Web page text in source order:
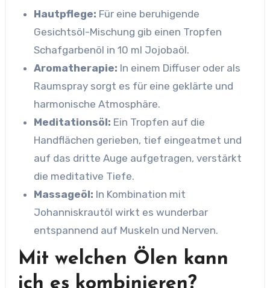
Hautpflege: Für eine beruhigende
Gesichtsöl-Mischung gib einen Tropfen
Schafgarbenöl in 10 ml Jojobaöl.
Aromatherapie: In einem Diffuser oder als
Raumspray sorgt es für eine geklärte und
harmonische Atmosphäre.
Meditationsöl: Ein Tropfen auf die
Handflächen gerieben, tief eingeatmet und
auf das dritte Auge aufgetragen, verstärkt
die meditative Tiefe.
Massageöl: In Kombination mit
Johanniskrautöl wirkt es wunderbar
entspannend auf Muskeln und Nerven.
Mit welchen Ölen kann
ich es kombinieren?